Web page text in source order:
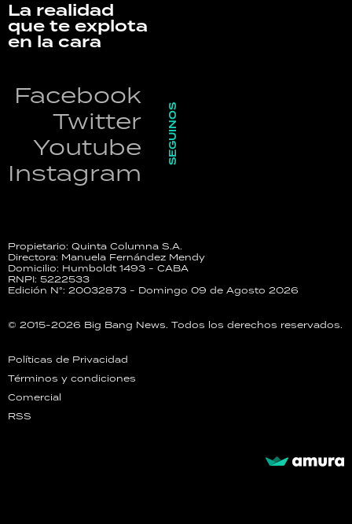
La realidad
que te explota
en la cara
Facebook
Twitter
Youtube
Instagram
SEGUINOS
Propietario: Quinta Columna S.A.
Directora: Manuela Fernández Mendy
Domicilio: Humboldt 1493 - CABA
RNPI: 5222533
Edición N°: 20032873 - Domingo 09 de Agosto 2026
© 2015-2026 Big Bang News. Todos los derechos reservados.
Políticas de Privacidad
Términos y condiciones
Comercial
RSS